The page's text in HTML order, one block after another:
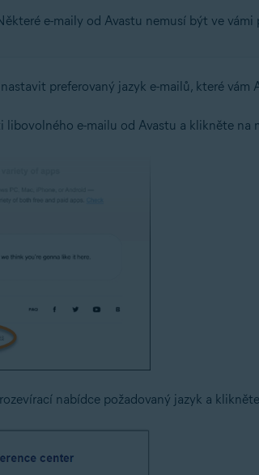
e-maily od Avastu nemusí být ve vámi
preferovaný jazyk e-mailů, které vám
libovolného e-mailu od Avastu a klikněte na
nabídce požadovaný jazyk a